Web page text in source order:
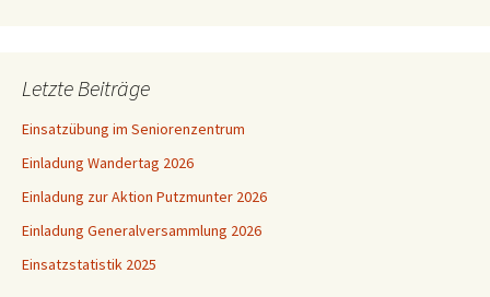
Letzte Beiträge
Einsatzübung im Seniorenzentrum
Einladung Wandertag 2026
Einladung zur Aktion Putzmunter 2026
Einladung Generalversammlung 2026
Einsatzstatistik 2025